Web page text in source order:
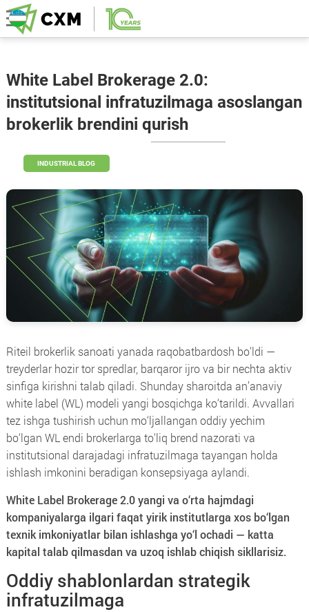
White Label Brokerage 2.0:
institutsional infratuzilmaga asoslangan
brokerlik brendini qurish
INDUSTRIAL BLOG
Riteil brokerlik sanoati yanada raqobatbardosh bo‘ldi —
treyderlar hozir tor spredlar, barqaror ijro va bir nechta aktiv
sinfiga kirishni talab qiladi. Shunday sharoitda an’anaviy
white label (WL) modeli yangi bosqichga ko‘tarildi. Avvallari
tez ishga tushirish uchun mo‘ljallangan oddiy yechim
bo‘lgan WL endi brokerlarga to‘liq brend nazorati va
institutsional darajadagi infratuzilmaga tayangan holda
ishlash imkonini beradigan konsepsiyaga aylandi.
White Label Brokerage 2.0 yangi va o‘rta hajmdagi
kompaniyalarga ilgari faqat yirik institutlarga xos bo‘lgan
texnik imkoniyatlar bilan ishlashga yo‘l ochadi — katta
kapital talab qilmasdan va uzoq ishlab chiqish sikllarisiz.
Oddiy shablonlardan strategik
infratuzilmaga